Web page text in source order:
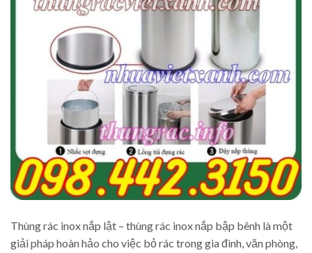
Thùng rác inox nắp lật – thùng rác inox nắp bập bênh là một
giải pháp hoàn hảo cho việc bỏ rác trong gia đình, văn phòng,